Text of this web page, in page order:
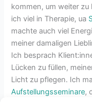
kommen, um weiter
ich viel in Therapie, ua
machte auch viel
meiner damaligen
Ich besprach
Lücken zu füllen,
Licht zu pflegen. Ich
Aufstellungsseminare,